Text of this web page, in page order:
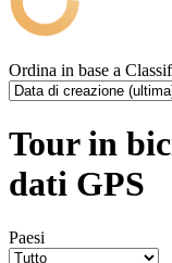
Ordina in base a
Tour in
dati GPS
Paesi